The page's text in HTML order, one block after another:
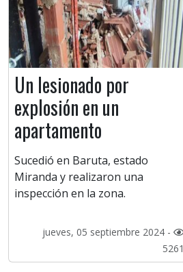
Un lesionado por
explosión en un
apartamento
Sucedió en Baruta, estado
Miranda y realizaron una
inspección en la zona.
jueves, 05 septiembre 2024 -
5261